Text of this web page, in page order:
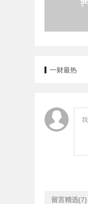
一财最热
留言精选(7)